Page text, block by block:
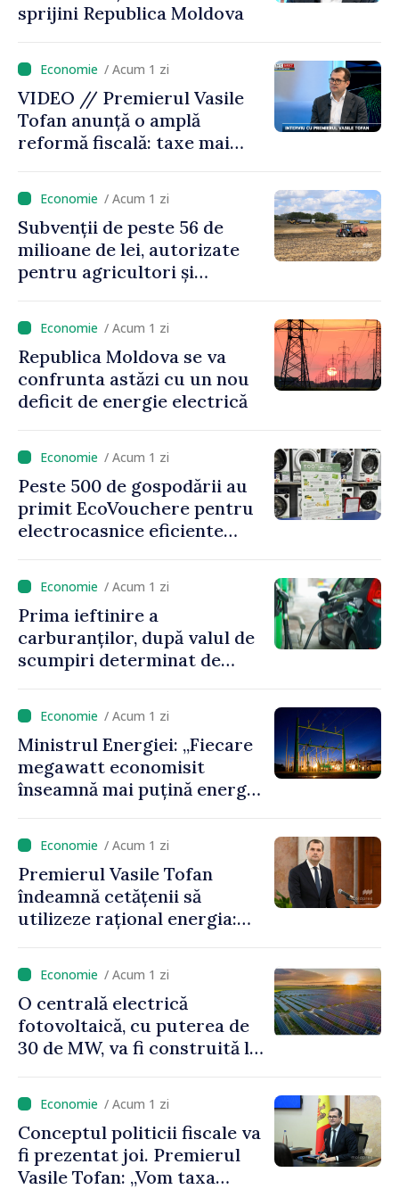
sprijini Republica Moldova
/ Acum 1 zi
VIDEO // Premierul Vasile
Tofan anunță o amplă
reformă fiscală: taxe mai
mari pentru bănci, tutun și
jocurile de noroc
/ Acum 1 zi
Subvenții de peste 56 de
milioane de lei, autorizate
pentru agricultori și
rurală în luna iulie
/ Acum 1 zi
Republica Moldova se va
confrunta astăzi cu un nou
deficit de energie electrică
/ Acum 1 zi
Peste 500 de gospodării au
primit EcoVouchere pentru
electrocasnice eficiente
/ Acum 1 zi
Prima ieftinire a
carburanților, după valul de
scumpiri determinat de
anunță prețuri mai mici la
benzină și motorină
/ Acum 1 zi
Ministrul Energiei: „Fiecare
megawatt economisit
înseamnă mai puțină energie
ridicate”
/ Acum 1 zi
Premierul Vasile Tofan
îndeamnă cetățenii să
utilizeze rațional energia:
mari, trebuie să
economisim”/ Acum 1 zi
O centrală electrică
fotovoltaică, cu puterea de
30 de MW, va fi construită la
/ Acum 1 zi
Conceptul politicii fiscale va
fi prezentat joi. Premierul
Vasile Tofan: „Vom taxa